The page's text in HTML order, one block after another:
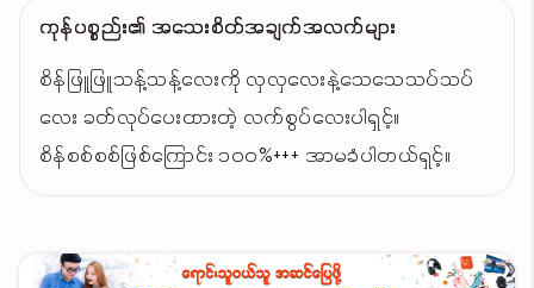
ကုန်ပစ္စည်း၏ အသေးစိတ်အချက်အလက်များ
စိန်ဖြူဖြူသန့်သန့်လေးကို လှလှလေးနဲ့သေသေသပ်သပ်
လေး ခတ်လုပ်ပေးထားတဲ့ လက်စွပ်လေးပါရှင့်။
စိန်စစ်စစ်ဖြစ်ကြောင်း ၁၀၀%+++ အာမခံပါတယ်ရှင့်။